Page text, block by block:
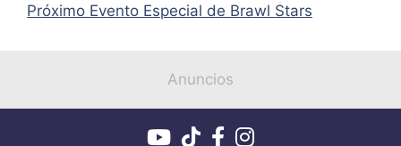
Próximo Evento Especial de Brawl Stars
Anuncios